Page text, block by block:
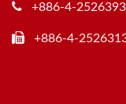
+886-4-
+886-4-